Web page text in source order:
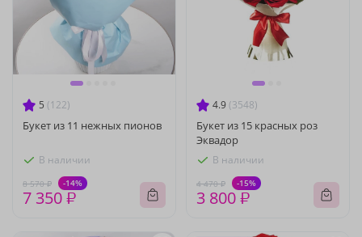
5 (122)
Букет из 11 нежных пионов
В наличии
8 570 ₽ -14%
7 350 ₽
4.9 (3548)
Букет из 15 красных роз
Эквадор
В наличии
4 470 ₽ -15%
3 800 ₽